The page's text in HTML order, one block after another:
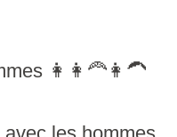
👩👩‍🦰👩‍🦱